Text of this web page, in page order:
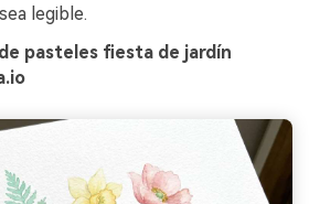
legible.
pasteles fiesta de jardín